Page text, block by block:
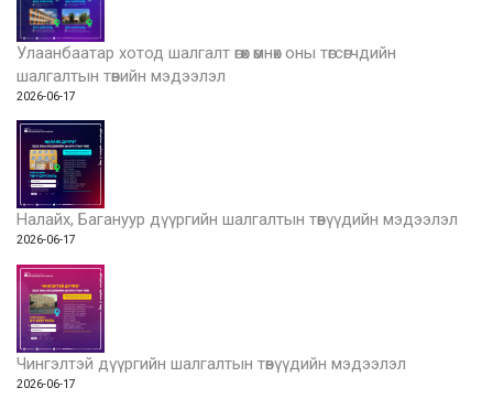
Улаанбаатар хотод шалгалт өгөх өмнөх оны төгсөгчдийн
шалгалтын төвийн мэдээлэл
2026-06-17
Налайх, Багануур дүүргийн шалгалтын төвүүдийн мэдээлэл
2026-06-17
Чингэлтэй дүүргийн шалгалтын төвүүдийн мэдээлэл
2026-06-17